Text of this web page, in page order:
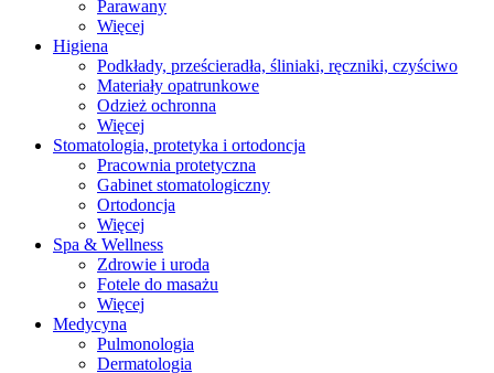
Parawany
Więcej
Higiena
Podkłady, prześcieradła, śliniaki, ręczniki, czyściwo
Materiały opatrunkowe
Odzież ochronna
Więcej
Stomatologia, protetyka i ortodoncja
Pracownia protetyczna
Gabinet stomatologiczny
Ortodoncja
Więcej
Spa & Wellness
Zdrowie i uroda
Fotele do masażu
Więcej
Medycyna
Pulmonologia
Dermatologia